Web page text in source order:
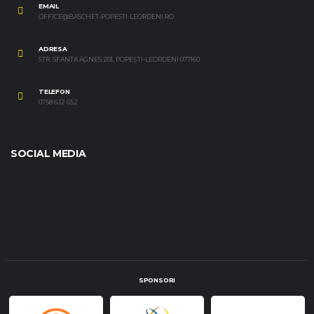
EMAIL
OFFICE@BASCHET-POPESTI-LEORDENI.RO
ADRESA
STR. SFANTA AGNES 201, POPEȘTI-LEORDENI 077160
TELEFON
0758 632 652
SOCIAL MEDIA
SPONSORI